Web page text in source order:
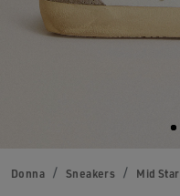
Donna Sneakers Mid Star